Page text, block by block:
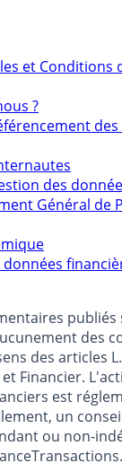
et Conditions
?
des
Général de
publiés
des
des articles
Financier.
est
un
ou non-